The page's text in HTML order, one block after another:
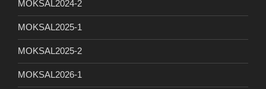
MOKSAL2024-2
MOKSAL2025-1
MOKSAL2025-2
MOKSAL2026-1